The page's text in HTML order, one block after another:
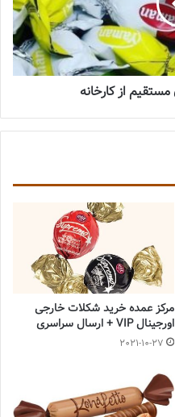
از کارخانه
مرکز عمده خرید شکلات خارجی
اورجینال VIP + ارسال سراسری
2021-10-27